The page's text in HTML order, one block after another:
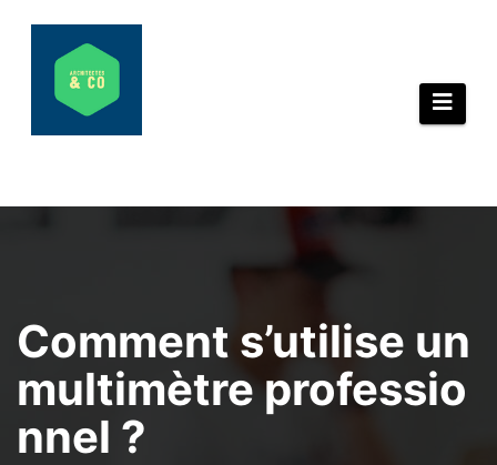
Comment s’utilise un
multimètre professio
nnel ?